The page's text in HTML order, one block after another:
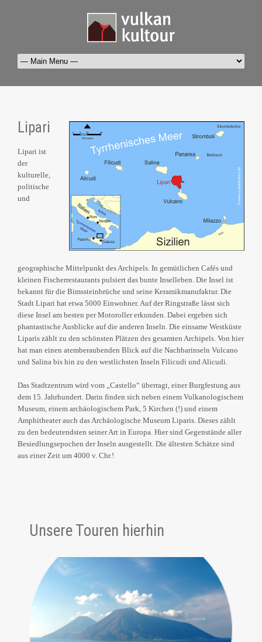
Lipari
Lipari ist
der
kulturelle,
politische
und
geographische Mittelpunkt des Archipels. In gemütlichen Cafés und
kleinen Fischerrestaurants pulsiert das bunte Inselleben. Die Insel ist
bekannt für die Bimssteinbrüche und seine Keramikmanufaktur. Die
Stadt Lipari hat etwa 5000 Einwohner. Auf der Ringstraße lässt sich
diese Insel am besten per Motoroller erkunden. Dabei ergeben sich
phantastische Ausblicke auf die anderen Inseln. Die einsame Westküste
Liparis zählt zu den schönsten Plätzen des gesamten Archipels. Von hier
hat man einen atemberaubenden Blick auf die Nachbarinseln Vulcano
und Salina bis hin zu den westlichsten Inseln Filicudi und Alicudi.
Das Stadtzentrum wird vom „Castello“ überragt, einer Burgfestung aus
dem 15. Jahrhundert. Darin finden sich neben einem Vulkanologischem
Museum, einem archäologischem Park, 5 Kirchen (!) und einem
Amphitheater auch das Archäologische Museum Liparis. Dieses zählt
zu den bedeutendsten seiner Art in Europa. Hier sind Gegenstände aller
Besiedlungsepochen der Inseln ausgestellt. Die ältesten Schätze sind
aus einer Zeit um 4000 v. Chr.!
Unsere Touren hierhin